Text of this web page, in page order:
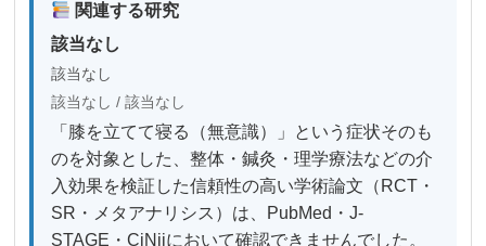
関連する研究
該当なし
該当なし
該当なし / 該当なし
「膝を立てて寝る（無意識）」という症状そのも
のを対象とした、整体・鍼灸・理学療法などの介
入効果を検証した信頼性の高い学術論文（RCT・
SR・メタアナリシス）は、PubMed・J-
STAGE・CiNiiにおいて確認できませんでした。